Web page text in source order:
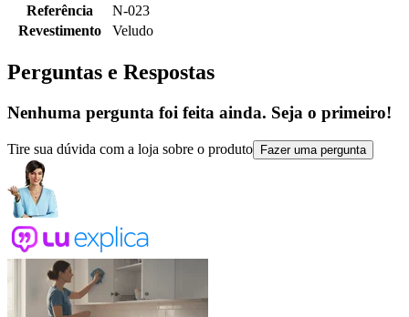
Referência
N-023
Revestimento
Veludo
Perguntas e Respostas
Nenhuma pergunta foi feita ainda. Seja o primeiro!
Tire sua dúvida com a loja sobre o produto Fazer uma pergunta